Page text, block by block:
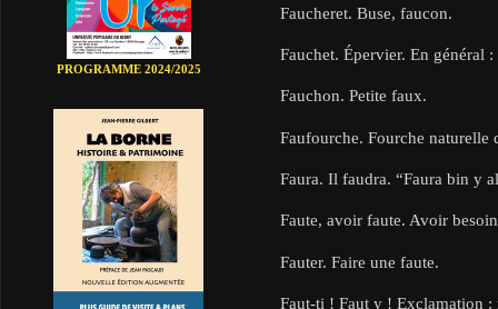
PROGRAMME 2024/2025
Faucheret. Buse, faucon.
Fauchet. Épervier. En général
Fauchon. Petite faux.
Faufourche. Fourche naturelle
Faura. Il faudra. “Faura bin y
Faute, avoir faute. Avoir
Fauter. Faire une faute.
Faut-ti ! Faut y ! Exclamation